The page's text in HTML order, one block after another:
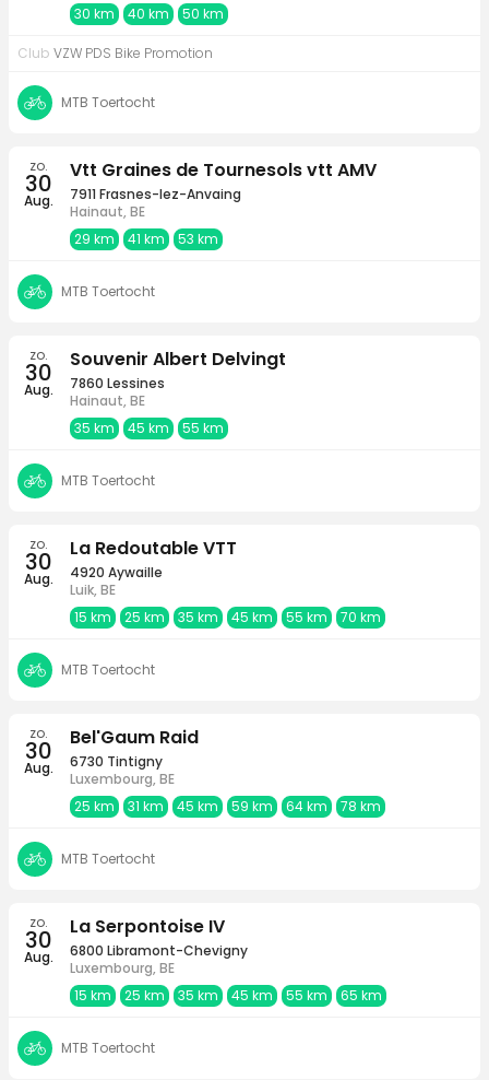
30 km 40 km 50 km
Club VZW PDS Bike Promotion
MTB Toertocht
zo.
30
Aug.
Vtt Graines de Tournesols vtt AMV
7911 Frasnes-lez-Anvaing
Hainaut, BE
29 km
41 km 53 km
MTB Toertocht
zo.
30
Aug.
Souvenir Albert Delvingt
7860 Lessines
Hainaut, BE
35 km
45 km 55 km
MTB Toertocht
zo.
30
Aug.
La Redoutable VTT
4920 Aywaille
Luik, BE
15 km
25 km 35 km 45 km 55 km 70 km
MTB Toertocht
zo.
30
Aug.
Bel'Gaum Raid
6730 Tintigny
Luxembourg, BE
25 km
31 km 45 km 59 km 64 km 78 km
MTB Toertocht
zo.
30
Aug.
La Serpontoise IV
6800 Libramont-Chevigny
Luxembourg, BE
15 km
25 km 35 km 45 km 55 km 65 km
MTB Toertocht